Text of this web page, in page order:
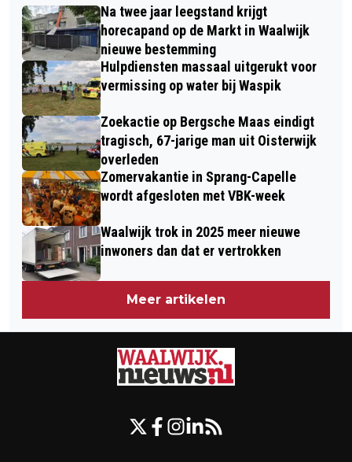
PLUSSERS
VANWEGE CHEMISCHE MIGRATIE
Na twee jaar leegstand krijgt
horecapand op de Markt in Waalwijk
nieuwe bestemming
Hulpdiensten massaal uitgerukt voor
vermissing op water bij Waspik
Zoekactie op Bergsche Maas eindigt
tragisch, 67-jarige man uit Oisterwijk
overleden
Zomervakantie in Sprang-Capelle
wordt afgesloten met VBK-week
Waalwijk trok in 2025 meer nieuwe
inwoners dan dat er vertrokken
Meer artikelen